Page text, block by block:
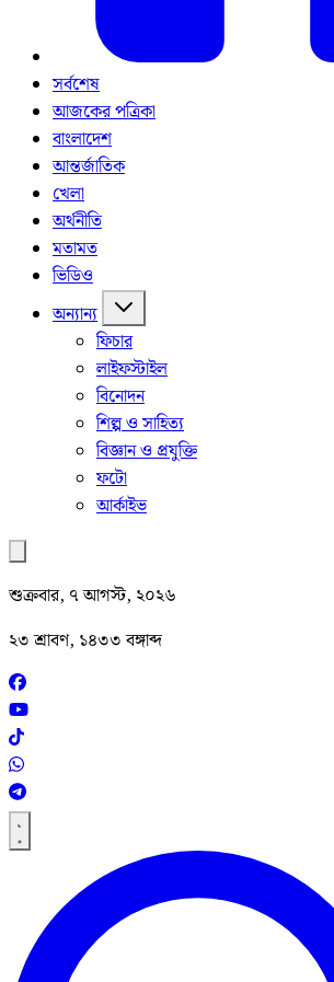
সর্বশেষ
আজকের পত্রিকা
বাংলাদেশ
আন্তর্জাতিক
খেলা
অর্থনীতি
মতামত
ভিডিও
অন্যান্য
ফিচার
লাইফস্টাইল
বিনোদন
শিল্প ও সাহিত্য
বিজ্ঞান ও প্রযুক্তি
ফটো
আর্কাইভ
শুক্রবার, ৭ আগস্ট, ২০২৬
২৩ শ্রাবণ, ১৪৩৩ বঙ্গাব্দ